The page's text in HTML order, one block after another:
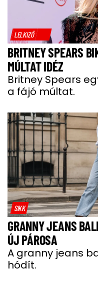
LELKIZŐ
BRITNEY SPEARS
MÚLTAT IDÉZ
Britney Spears
a fájó múltat.
SIKK
GRANNY JEANS
ÚJ PÁROSA
A granny jeans
hódít.